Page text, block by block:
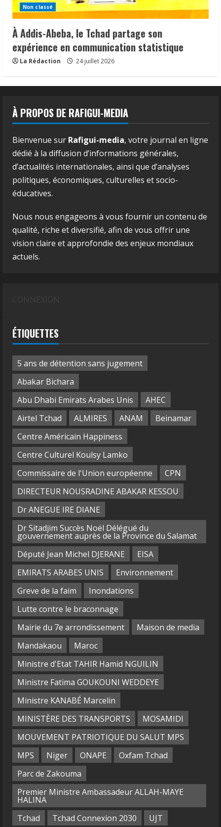
Non classé
À Addis-Abeba, le Tchad partage son
expérience en communication statistique
La Rédaction 24 juillet 2026
À PROPOS DE RAFIGUI-MEDIA
Bienvenue sur Rafigui-media, votre journal en ligne
dédié à la diffusion d’informations générales,
d’actualités internationales, ainsi que d’analyses
politiques, économiques, culturelles et socio-
éducatives.
Nous nous engageons à vous fournir un contenu de
qualité, riche et diversifié, afin de vous offrir une
vision claire et approfondie des enjeux mondiaux
actuels.
ÉTIQUETTES
5 ans de détention sans jugement
Abakar Bichara
Abu Dhabi Emirats Arabes Unis
AHEC
Airtel Tchad
ALMIRES ANAM
Beinamar
Centre Américain Happiness
Centre Culturel Koulsy Lamko
Commissaire de l'Union européenne
CPN
DIRECTEUR NOUSRADINE ABAKAR KESSOU
Dr ANEGUE IRE DIANE
Dr Sitadjim Succès Noël Délégué du
gouvernement auprès de la Province du Salamat
Député Jean Michel DJERANE
EISA
EMIRATS ARABES UNIS
Environnement
Greve de la faim
Inondations
Lutte contre le braconnage
Mairie du 7e arrondissement
Maison de media
Mandakaou
Maroc
Ministre d'Etat TAHIR Hamid NGUILIN
Ministre Fatima GOUKOUNI WEDDEYE
Ministre KANABÉ Marcelin
MINISTÈRE DES TRANSPORTS
MOSAMIDI
MOUVEMENT PATRIOTIQUE DU SALUT MPS
MPS
Niger ONAPE
Oxfam Tchad
Parc de Zakouma
Premier Ministre Ambassadeur ALLAH-MAYE
HALINA
Tchad
Tchad Connexion 2030
UJT